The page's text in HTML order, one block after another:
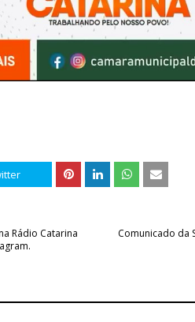
Comunicado da
Rádio Catarina